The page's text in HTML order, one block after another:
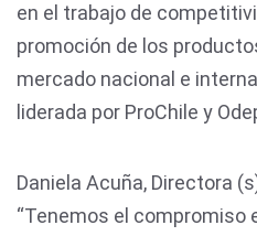
en el trabajo de
promoción de los
mercado nacional e
liderada por ProChile y
Daniela Acuña, Directora
“Tenemos el compromiso